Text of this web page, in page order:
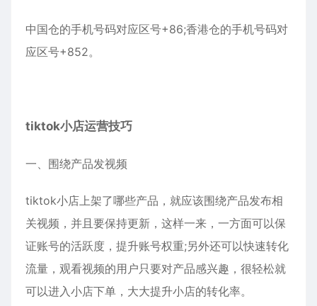
中国仓的手机号码对应区号+86;香港仓的手机号码对
应区号+852。
tiktok小店运营技巧
一、围绕产品发视频
tiktok小店上架了哪些产品，就应该围绕产品发布相
关视频，并且要保持更新，这样一来，一方面可以保
证账号的活跃度，提升账号权重;另外还可以快速转化
流量，观看视频的用户只要对产品感兴趣，很轻松就
可以进入小店下单，大大提升小店的转化率。